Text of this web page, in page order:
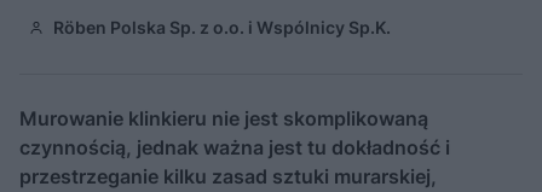
Röben Polska Sp. z o.o. i Wspólnicy Sp.K.
Murowanie klinkieru nie jest skomplikowaną
czynnością, jednak ważna jest tu dokładność i
przestrzeganie kilku zasad sztuki murarskiej,